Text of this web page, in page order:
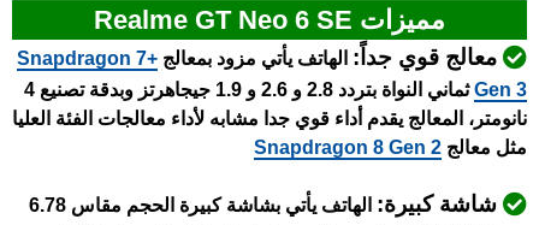
مميزات Realme GT Neo 6 SE
معالج قوي جداً: الهاتف يأتي مزود بمعالج Snapdragon 7+
Gen 3
ثماني النواة بتردد 2.8 و 2.6 و 1.9 جيجاهرتز وبدقة تصنيع 4
نانومتر، المعالج يقدم أداء قوي جدا مشابه لأداء معالجات الفئة العليا
مثل معالج Snapdragon 8 Gen 2
شاشة كبيرة:
الهاتف يأتي بشاشة كبيرة الحجم مقاس 6.78